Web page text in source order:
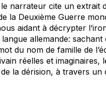
narrateur cite un
la Deuxième Guerre
aidant à décrypter
allemande:
du nom de famille de
réelles et imaginaires,
la dérision, à travers